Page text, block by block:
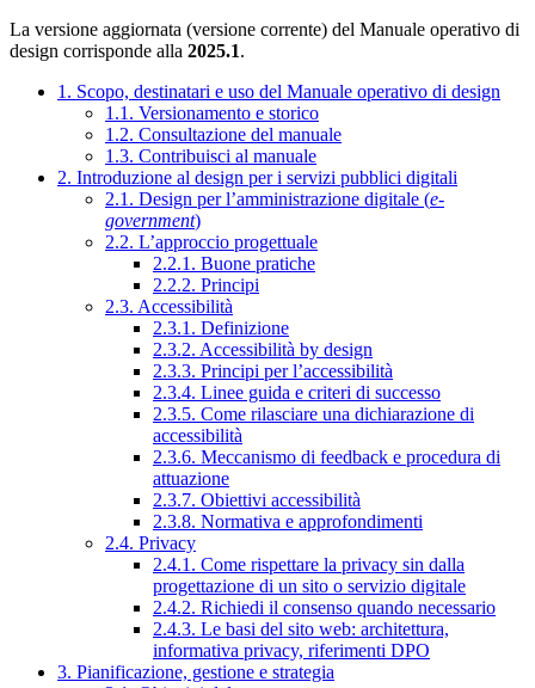
La versione aggiornata (versione corrente) del Manuale operativo di
design corrisponde alla 2025.1.
1. Scopo, destinatari e uso del Manuale operativo di design
1.1. Versionamento e storico
1.2. Consultazione del manuale
1.3. Contribuisci al manuale
2. Introduzione al design per i servizi pubblici digitali
2.1. Design per l’amministrazione digitale (e-
government)
2.2. L’approccio progettuale
2.2.1. Buone pratiche
2.2.2. Principi
2.3. Accessibilità
2.3.1. Definizione
2.3.2. Accessibilità by design
2.3.3. Principi per l’accessibilità
2.3.4. Linee guida e criteri di successo
2.3.5. Come rilasciare una dichiarazione di
accessibilità
2.3.6. Meccanismo di feedback e procedura di
attuazione
2.3.7. Obiettivi accessibilità
2.3.8. Normativa e approfondimenti
2.4. Privacy
2.4.1. Come rispettare la privacy sin dalla
progettazione di un sito o servizio digitale
2.4.2. Richiedi il consenso quando necessario
2.4.3. Le basi del sito web: architettura,
informativa privacy, riferimenti DPO
3. Pianificazione, gestione e strategia